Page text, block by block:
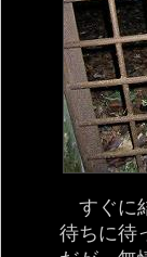
すぐに
待ちに待